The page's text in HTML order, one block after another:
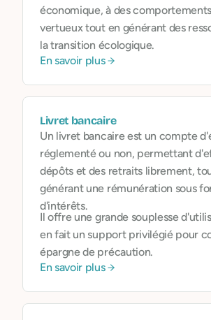
économique, à des
vertueux tout en générant des
la transition écologique.
En savoir plus
Livret bancaire
Un livret bancaire est un compte
réglementé ou non, permettant
dépôts et des retraits librement,
générant une rémunération sous
d'intérêts.
Il offre une grande souplesse
en fait un support privilégié pour
épargne de précaution.
En savoir plus